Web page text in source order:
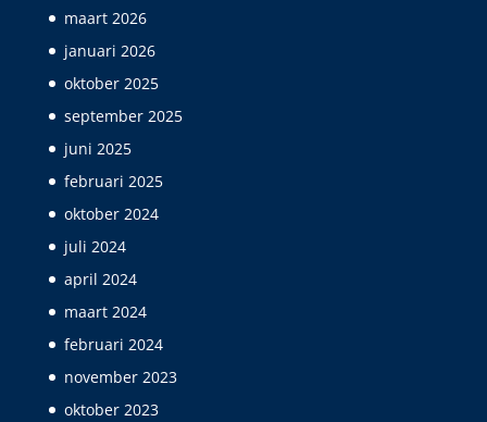
maart 2026
januari 2026
oktober 2025
september 2025
juni 2025
februari 2025
oktober 2024
juli 2024
april 2024
maart 2024
februari 2024
november 2023
oktober 2023